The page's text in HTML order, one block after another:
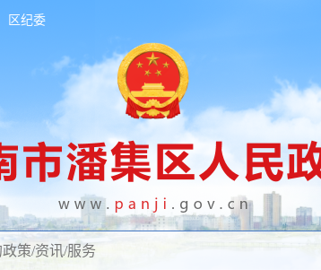
区纪委